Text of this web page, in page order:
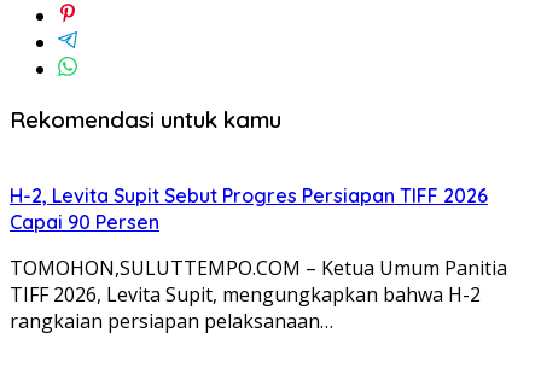
Rekomendasi untuk kamu
H-2, Levita Supit Sebut Progres Persiapan TIFF 2026
Capai 90 Persen
TOMOHON,SULUTTEMPO.COM – Ketua Umum Panitia
TIFF 2026, Levita Supit, mengungkapkan bahwa H-2
rangkaian persiapan pelaksanaan…